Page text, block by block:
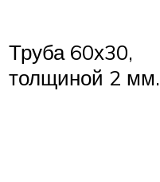
Труба 60х30,
толщиной 2 мм.